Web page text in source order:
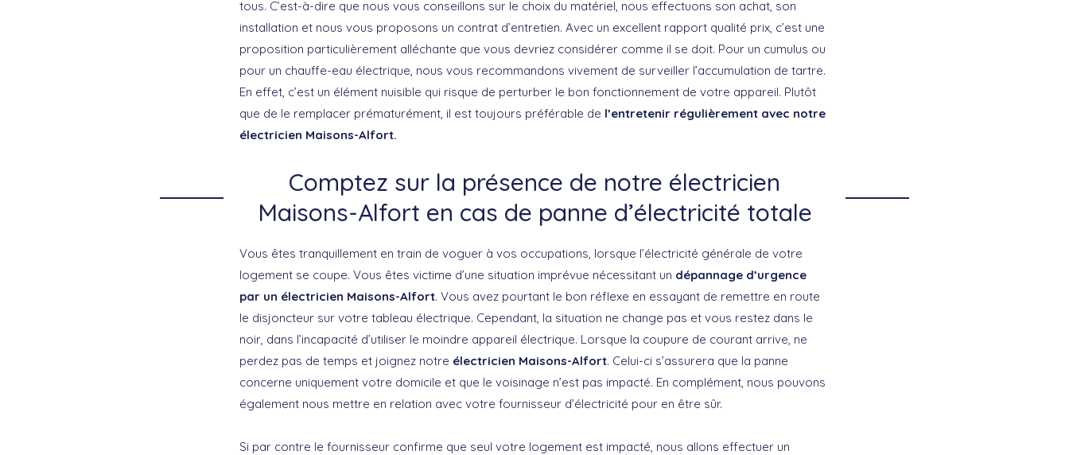
tous. C’est-à-dire que nous vous conseillons sur le choix du matériel, nous effectuons son achat, son
installation et nous vous proposons un contrat d’entretien. Avec un excellent rapport qualité prix, c’est une
proposition particulièrement alléchante que vous devriez considérer comme il se doit. Pour un cumulus ou
pour un chauffe-eau électrique, nous vous recommandons vivement de surveiller l’accumulation de tartre.
En effet, c’est un élément nuisible qui risque de perturber le bon fonctionnement de votre appareil. Plutôt
que de le remplacer prématurément, il est toujours préférable de l’entretenir régulièrement avec notre
électricien Maisons-Alfort.
Comptez sur la présence de notre électricien
Maisons-Alfort en cas de panne d’électricité totale
Vous êtes tranquillement en train de voguer à vos occupations, lorsque l’électricité générale de votre
logement se coupe. Vous êtes victime d’une situation imprévue nécessitant un dépannage d’urgence
par un électricien Maisons-Alfort. Vous avez pourtant le bon réflexe en essayant de remettre en route
le disjoncteur sur votre tableau électrique. Cependant, la situation ne change pas et vous restez dans le
noir, dans l’incapacité d’utiliser le moindre appareil électrique. Lorsque la coupure de courant arrive, ne
perdez pas de temps et joignez notre électricien Maisons-Alfort. Celui-ci s’assurera que la panne
concerne uniquement votre domicile et que le voisinage n’est pas impacté. En complément, nous pouvons
également nous mettre en relation avec votre fournisseur d’électricité pour en être sûr.
Si par contre le fournisseur confirme que seul votre logement est impacté, nous allons effectuer un